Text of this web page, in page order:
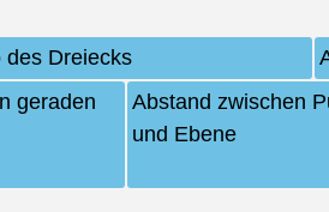
des Dreiecks
geraden
Abstand zwischen
und Ebene